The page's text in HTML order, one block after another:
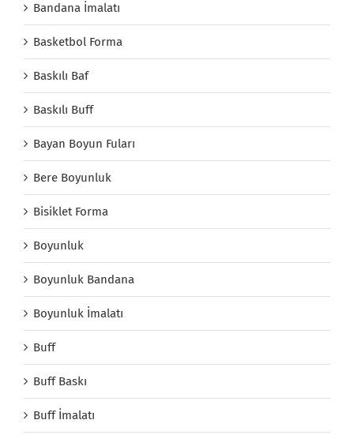
Bandana İmalatı
Basketbol Forma
Baskılı Baf
Baskılı Buff
Bayan Boyun Fuları
Bere Boyunluk
Bisiklet Forma
Boyunluk
Boyunluk Bandana
Boyunluk İmalatı
Buff
Buff Baskı
Buff İmalatı